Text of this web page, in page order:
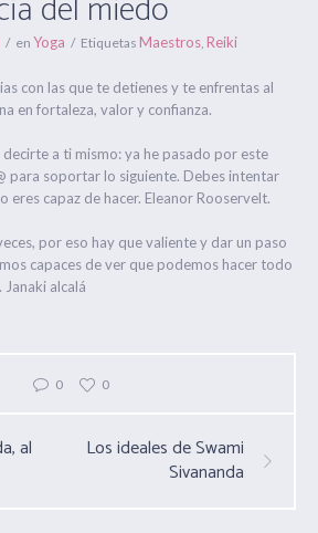
en Yoga Etiquetas Maestros, Reiki
con las que te detienes y te enfrentas al
en fortaleza, valor y confianza.
decirte a ti mismo: ya he pasado por este
para soportar lo siguiente. Debes intentar
eres capaz de hacer. Eleanor Rooservelt.
por eso hay que valiente y dar un paso
capaces de ver que podemos hacer todo
alcalá
0 0
al
Los ideales de Swami
Sivananda